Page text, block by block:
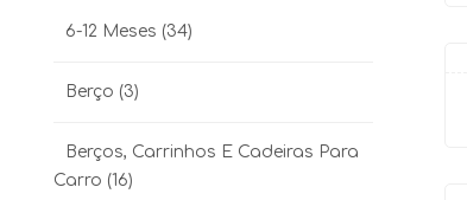
6-12 Meses (34)
Berço (3)
Berços, Carrinhos E Cadeiras Para
Carro (16)